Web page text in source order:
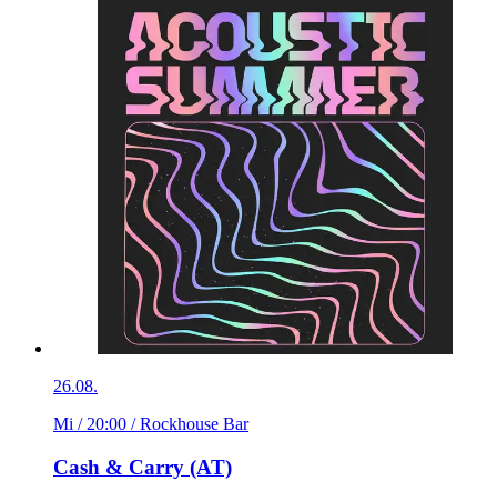
26.08.
Mi / 20:00 / Rockhouse Bar
Cash & Carry (AT)